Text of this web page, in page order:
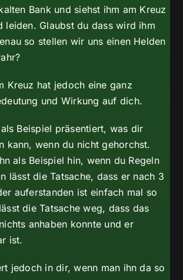
Bank und siehst ihm am Kreuz
leiden. Glaubst du dass wird ihm
so stellen wir uns einen Helden
Kreuz hat jedoch eine ganz
und Wirkung auf dich.
Beispiel präsentiert, was dir
kann, wenn du nicht gehorchst.
als Beispiel hin, wenn du Regeln
lässt die Tatsache, dass er nach 3
auferstanden ist einfach mal so
die Tatsache weg, dass das
anhaben konnte und er
ist.
jedoch in dir, wenn man ihn da so